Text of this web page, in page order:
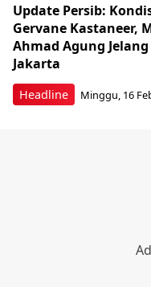
Headline
Update Persib:
Gervane Kastaneer,
Ahmad Agung
Jakarta
Minggu, 16